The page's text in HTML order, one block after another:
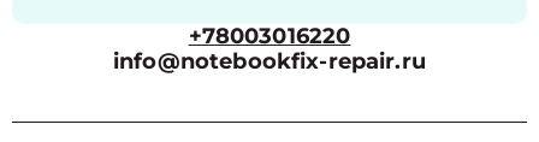
+78003016220
info@notebookfix-repair.ru